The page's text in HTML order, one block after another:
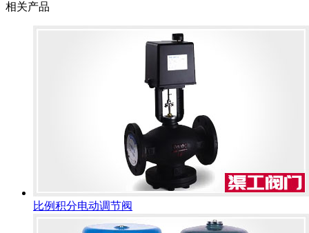
相关产品
比例积分电动调节阀